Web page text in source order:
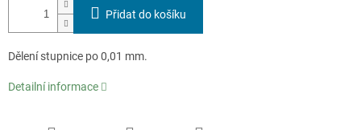
Přidat do košíku
Dělení stupnice po 0,01 mm.
Detailní informace